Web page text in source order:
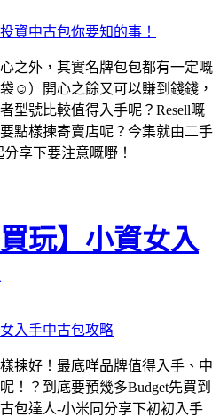
之外，其實名牌包包都有一定嘅
☺️）開心之餘又可以賺到錢錢，
型號比較值得入手呢？Resell嘅
點樣揀寄賣店呢？今集就由二手
享下要注意嘅嘢！
玩】小資女入
揀好！最底咩品牌值得入手、中
！？到底要預幾多Budget先買到
包達人-小米同分享下初初入手